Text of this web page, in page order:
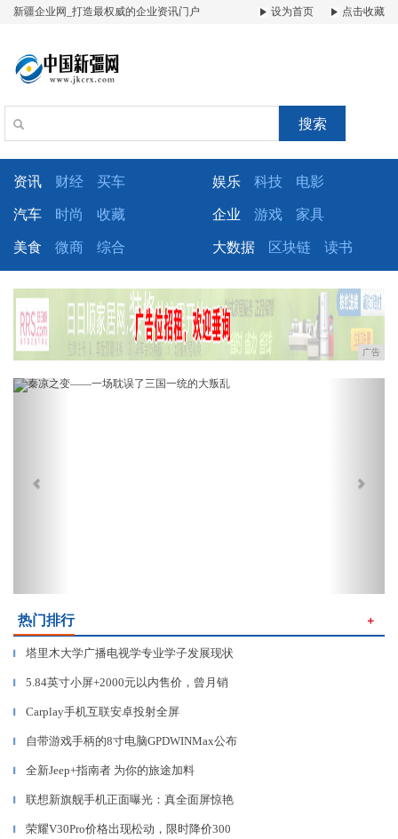
新疆企业网_打造最权威的企业资讯门户 设为首页 点击收藏
搜索
资讯 财经 买车 娱乐 科技 电影
汽车 时尚 收藏 企业 游戏 家具
美食 微商 综合 大数据 区块链 读书
广告
Previous
热门排行 ＋
▎ 塔里木大学广播电视学专业学子发展现状
▎ 5.84英寸小屏+2000元以内售价，曾月销
▎ Carplay手机互联安卓投射全屏
▎ 自带游戏手柄的8寸电脑GPDWINMax公布
▎ 全新Jeep+指南者 为你的旅途加料
▎ 联想新旗舰手机正面曝光：真全面屏惊艳
▎ 荣耀V30Pro价格出现松动，限时降价300